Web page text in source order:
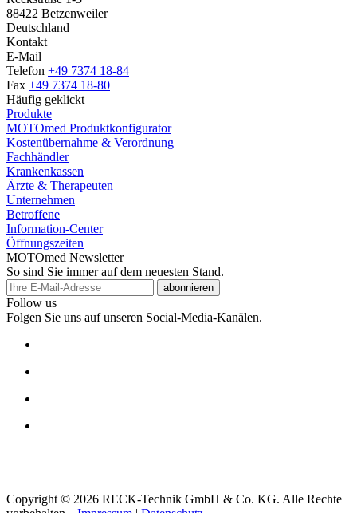
88422 Betzenweiler
Deutschland
Kontakt
E-Mail
Telefon +49 7374 18-84
Fax +49 7374 18-80
Häufig geklickt
Produkte
MOTOmed Produktkonfigurator
Kostenübernahme & Verordnung
Fachhändler
Krankenkassen
Ärzte & Therapeuten
Unternehmen
Betroffene
Information-Center
Öffnungszeiten
MOTOmed Newsletter
So sind Sie immer auf dem neuesten Stand.
abonnieren
Follow us
Folgen Sie uns auf unseren Social-Media-Kanälen.
Copyright © 2026 RECK-Technik GmbH & Co. KG. Alle Rechte